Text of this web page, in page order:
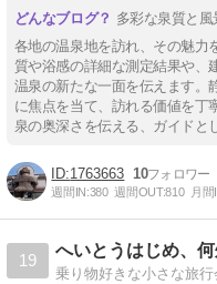
多彩な泉質と
各地の温泉地を訪れ、その魅力
質や浴感の詳細な測定結果や、
温泉の新たな一面を伝えます。
に焦点を当て、訪れる価値を丁
泉の奥深さを伝える、ガイドと
1763663 10
週間IN:380 週間OUT:810 月間
19
へいとうはじめ、